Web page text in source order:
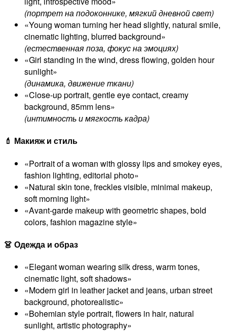
(портрет на подоконнике, мягкий дневной свет)
«Young woman turning her head slightly, natural smile,
cinematic lighting, blurred background»
(естественная поза, фокус на эмоциях)
«Girl standing in the wind, dress flowing, golden hour
sunlight»
(динамика, движение ткани)
«Close-up portrait, gentle eye contact, creamy
background, 85mm lens»
(интимность и мягкость кадра)
💄 Макияж и стиль
«Portrait of a woman with glossy lips and smokey eyes,
fashion lighting, editorial photo»
«Natural skin tone, freckles visible, minimal makeup,
soft morning light»
«Avant-garde makeup with geometric shapes, bold
colors, fashion magazine style»
👗 Одежда и образ
«Elegant woman wearing silk dress, warm tones,
cinematic light, soft shadows»
«Modern girl in leather jacket and jeans, urban street
background, photorealistic»
«Bohemian style portrait, flowers in hair, natural
sunlight, artistic photography»